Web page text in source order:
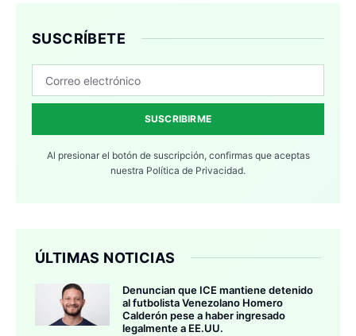
SUSCRÍBETE
SUSCRIBIRME
Al presionar el botón de suscripción, confirmas que aceptas
nuestra Política de Privacidad.
ÚLTIMAS NOTICIAS
Denuncian que ICE mantiene detenido
al futbolista Venezolano Homero
Calderón pese a haber ingresado
legalmente a EE.UU.